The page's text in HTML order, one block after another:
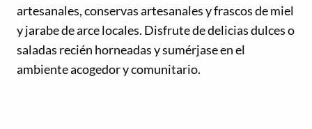
artesanales, conservas artesanales y frascos de miel
y jarabe de arce locales. Disfrute de delicias dulces o
saladas recién horneadas y sumérjase en el
ambiente acogedor y comunitario.